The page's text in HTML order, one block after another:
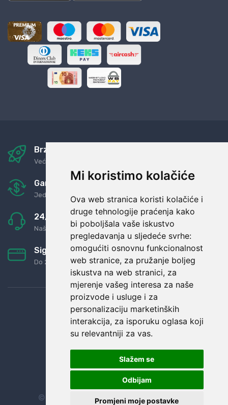
Mi koristimo kolačiće
Ova web stranica koristi kolačiće i
druge tehnologije praćenja kako
bi poboljšala vaše iskustvo
pregledavanja u sljedeće svrhe:
omogućiti osnovnu funkcionalnost
web stranice, za pružanje boljeg
iskustva na web stranici, za
mjerenje vašeg interesa za naše
proizvode i usluge i za
personalizaciju marketinških
interakcija, za isporuku oglasa koji
su relevantniji za vas.
Slažem se
Odbijam
Promjeni moje postavke
Brza i sigurna dostava
Već za nekoliko dana kod vas
Garancija u povrat novaca
Jednostavno pravilo: Roba za novac
24/7 odlična podrška
Naši agenti uvijek na raspolaganju
Sigurno obročno plaćanje
Do 24 rata bez kamata
© Sva prava zadržana. Dopi grupa d.o.o.